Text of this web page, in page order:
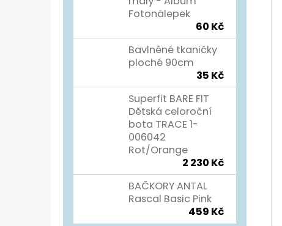
Fotonálepek
60 Kč
Bavlněné tkaničky
ploché 90cm
35 Kč
Superfit BARE FIT
Dětská celoroční
bota TRACE 1-
006042
Rot/Orange
2 230 Kč
BAČKORY ANTAL
Rascal Basic Pink
459 Kč
TURISTICKÝ DENÍK
60 Kč